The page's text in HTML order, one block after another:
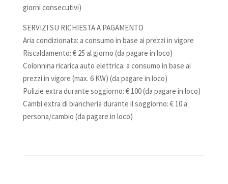
giorni consecutivi)
SERVIZI SU RICHIESTA A PAGAMENTO
Aria condizionata: a consumo in base ai prezzi in vigore
Riscaldamento: € 25 al giorno (da pagare in loco)
Colonnina ricarica auto elettrica: a consumo in base ai
prezzi in vigore (max. 6 KW) (da pagare in loco)
Pulizie extra durante soggiorno: € 100 (da pagare in loco)
Cambi extra di biancheria durante il soggiorno: € 10 a
persona/cambio (da pagare in loco)